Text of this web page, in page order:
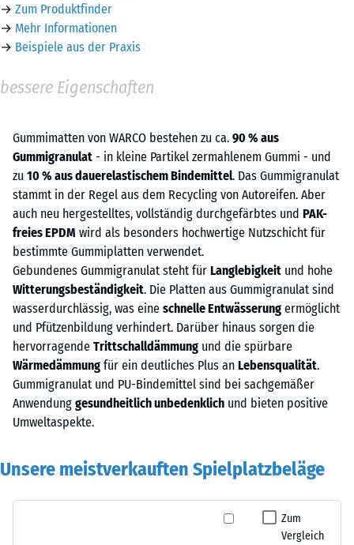
→ Zum Produktfinder
→ Mehr Informationen
→ Beispiele aus der Praxis
bessere Eigenschaften
Gummimatten von WARCO bestehen zu ca. 90 % aus
Gummigranulat - in kleine Partikel zermahlenem Gummi - und
zu 10 % aus dauerelastischem Bindemittel. Das Gummigranulat
stammt in der Regel aus dem Recycling von Autoreifen. Aber
auch neu hergestelltes, vollständig durchgefärbtes und PAK-
freies EPDM wird als besonders hochwertige Nutzschicht für
bestimmte Gummiplatten verwendet.
Gebundenes Gummigranulat steht für Langlebigkeit und hohe
Witterungsbeständigkeit. Die Platten aus Gummigranulat sind
wasserdurchlässig, was eine schnelle Entwässerung ermöglicht
und Pfützenbildung verhindert. Darüber hinaus sorgen die
hervorragende Trittschalldämmung und die spürbare
Wärmedämmung für ein deutliches Plus an Lebensqualität.
Gummigranulat und PU-Bindemittel sind bei sachgemäßer
Anwendung gesundheitlich unbedenklich und bieten positive
Umweltaspekte.
Unsere meistverkauften Spielplatzbeläge
Zum
Vergleich